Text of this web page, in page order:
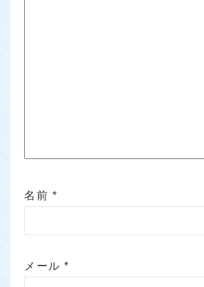
名前 *
メール*